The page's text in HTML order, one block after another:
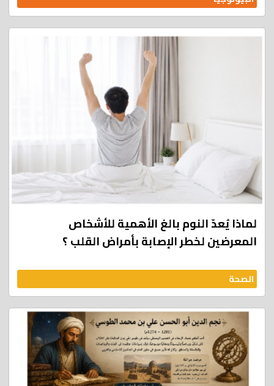
لماذا يُعدّ النوم بالغ الأهمية للأشخاص
المعرضين لخطر الإصابة بأمراض القلب ؟
الصحة